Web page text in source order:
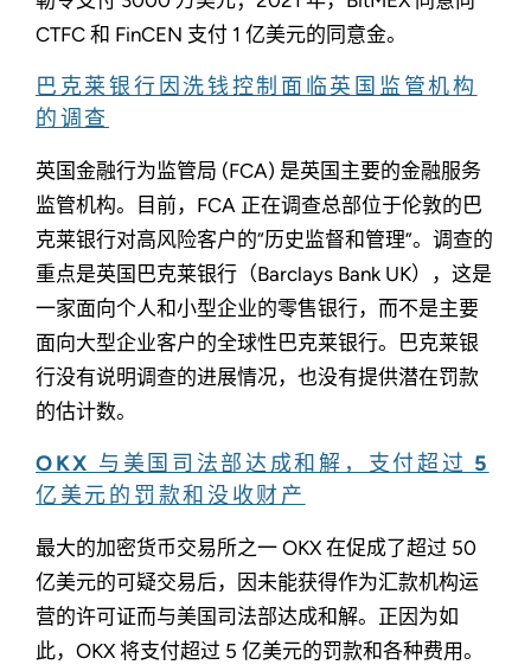
CTFC 和 FinCEN 支付 1 亿美元的同意金。
巴克莱银行因洗钱控制面临英国监管机构
的调查
英国金融行为监管局 (FCA) 是英国主要的金融服务
监管机构。目前，FCA 正在调查总部位于伦敦的巴
克莱银行对高风险客户的“历史监督和管理”。调查的
重点是英国巴克莱银行（Barclays Bank UK），这是
一家面向个人和小型企业的零售银行，而不是主要
面向大型企业客户的全球性巴克莱银行。巴克莱银
行没有说明调查的进展情况，也没有提供潜在罚款
的估计数。
OKX 与美国司法部达成和解，支付超过 5
亿美元的罚款和没收财产
最大的加密货币交易所之一 OKX 在促成了超过 50
亿美元的可疑交易后，因未能获得作为汇款机构运
营的许可证而与美国司法部达成和解。正因为如
此，OKX 将支付超过 5 亿美元的罚款和各种费用。